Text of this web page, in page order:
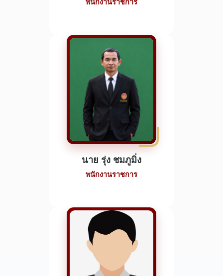
พนักงานราชการ
นาย รุ่ง ชมภูมิ่ง
พนักงานราชการ